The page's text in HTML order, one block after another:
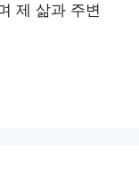
제 삶과 주변